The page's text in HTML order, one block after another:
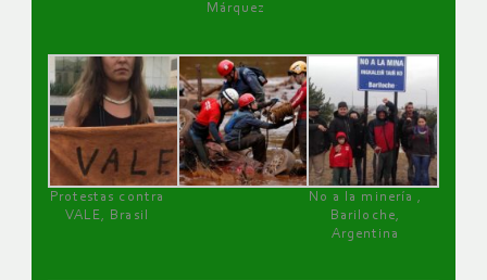
Márquez
Protestas contra
VALE, Brasil
No a la minería ,
Bariloche,
Argentina